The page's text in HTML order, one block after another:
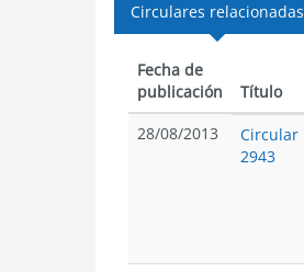
Circulares relacionadas
Fecha de
publicación
Título
28/08/2013
Circular
2943